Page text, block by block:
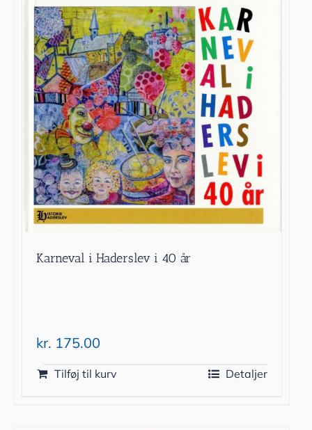
Karneval i Haderslev i 40 år
kr. 175.00
Tilføj til kurv Detaljer